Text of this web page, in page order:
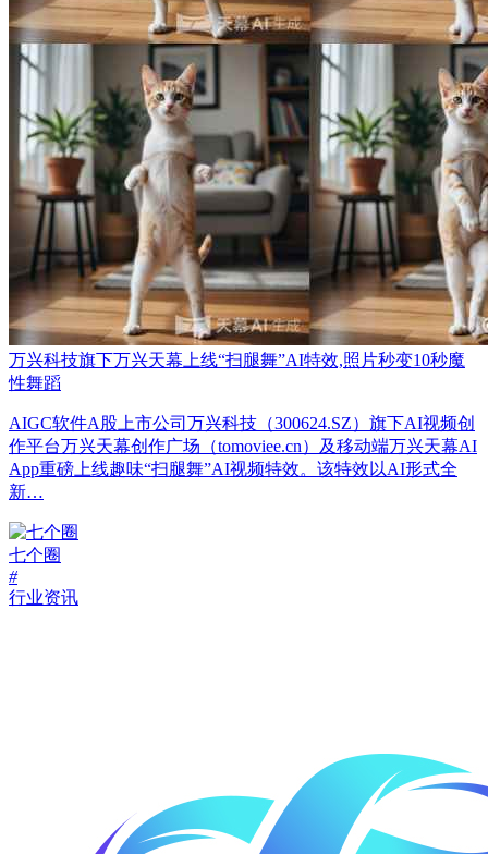
万兴科技旗下万兴天幕上线“扫腿舞”AI特效,照片秒变10秒魔
性舞蹈
AIGC软件A股上市公司万兴科技（300624.SZ）旗下AI视频创
作平台万兴天幕创作广场（tomoviee.cn）及移动端万兴天幕AI
App重磅上线趣味“扫腿舞”AI视频特效。该特效以AI形式全
新…
七个圈
#
行业资讯